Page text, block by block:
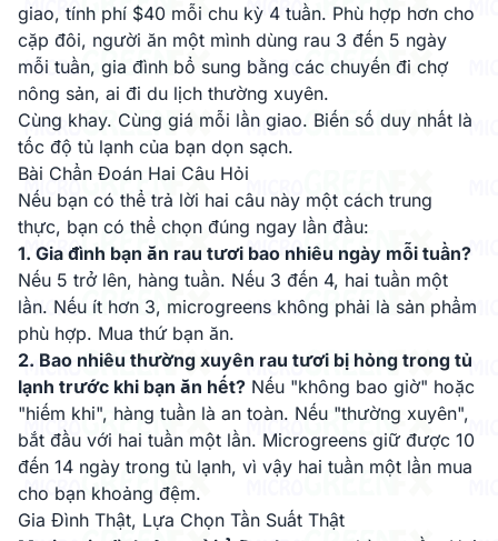
giao, tính phí $40 mỗi chu kỳ 4 tuần. Phù hợp hơn cho
cặp đôi, người ăn một mình dùng rau 3 đến 5 ngày
mỗi tuần, gia đình bổ sung bằng các chuyến đi chợ
nông sản, ai đi du lịch thường xuyên.
Cùng khay. Cùng giá mỗi lần giao. Biến số duy nhất là
tốc độ tủ lạnh của bạn dọn sạch.
Bài Chẩn Đoán Hai Câu Hỏi
Nếu bạn có thể trả lời hai câu này một cách trung
thực, bạn có thể chọn đúng ngay lần đầu:
1. Gia đình bạn ăn rau tươi bao nhiêu ngày mỗi tuần?
Nếu 5 trở lên, hàng tuần. Nếu 3 đến 4, hai tuần một
lần. Nếu ít hơn 3, microgreens không phải là sản phẩm
phù hợp. Mua thứ bạn ăn.
2. Bao nhiêu thường xuyên rau tươi bị hỏng trong tủ
lạnh trước khi bạn ăn hết? Nếu "không bao giờ" hoặc
"hiếm khi", hàng tuần là an toàn. Nếu "thường xuyên",
bắt đầu với hai tuần một lần. Microgreens giữ được 10
đến 14 ngày trong tủ lạnh, vì vậy hai tuần một lần mua
cho bạn khoảng đệm.
Gia Đình Thật, Lựa Chọn Tần Suất Thật